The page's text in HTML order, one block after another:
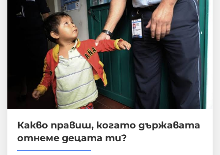
Какво правиш, когато държавата
отнеме децата ти?